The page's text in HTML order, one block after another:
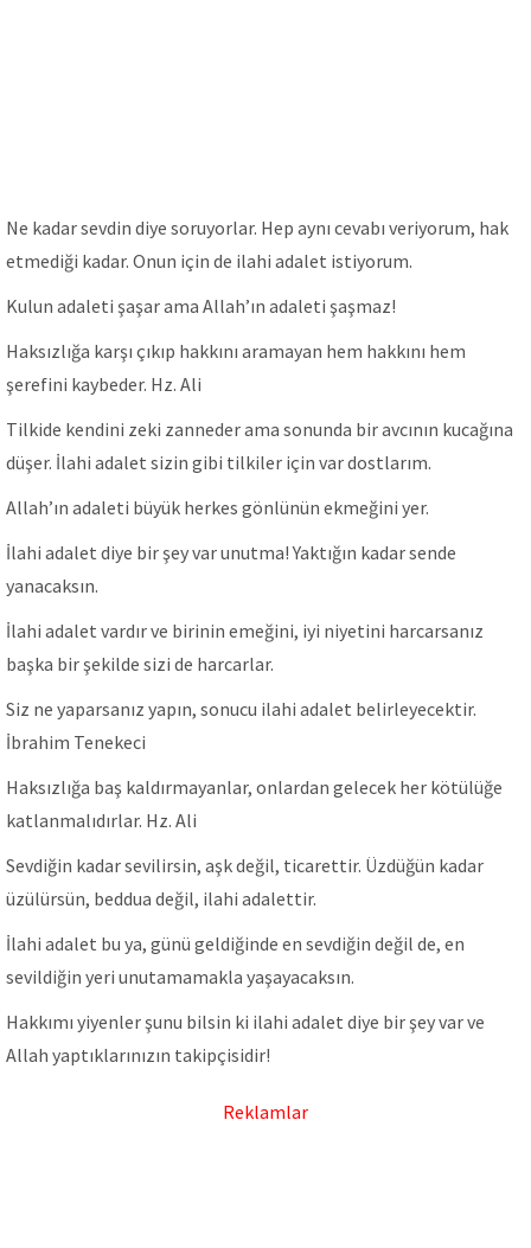
Ne kadar sevdin diye soruyorlar. Hep aynı cevabı veriyorum, hak
etmediği kadar. Onun için de ilahi adalet istiyorum.
Kulun adaleti şaşar ama Allah’ın adaleti şaşmaz!
Haksızlığa karşı çıkıp hakkını aramayan hem hakkını hem
şerefini kaybeder. Hz. Ali
Tilkide kendini zeki zanneder ama sonunda bir avcının kucağına
düşer. İlahi adalet sizin gibi tilkiler için var dostlarım.
Allah’ın adaleti büyük herkes gönlünün ekmeğini yer.
İlahi adalet diye bir şey var unutma! Yaktığın kadar sende
yanacaksın.
İlahi adalet vardır ve birinin emeğini, iyi niyetini harcarsanız
başka bir şekilde sizi de harcarlar.
Siz ne yaparsanız yapın, sonucu ilahi adalet belirleyecektir.
İbrahim Tenekeci
Haksızlığa baş kaldırmayanlar, onlardan gelecek her kötülüğe
katlanmalıdırlar. Hz. Ali
Sevdiğin kadar sevilirsin, aşk değil, ticarettir. Üzdüğün kadar
üzülürsün, beddua değil, ilahi adalettir.
İlahi adalet bu ya, günü geldiğinde en sevdiğin değil de, en
sevildiğin yeri unutamamakla yaşayacaksın.
Hakkımı yiyenler şunu bilsin ki ilahi adalet diye bir şey var ve
Allah yaptıklarınızın takipçisidir!
Reklamlar